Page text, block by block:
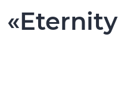
«Eternity